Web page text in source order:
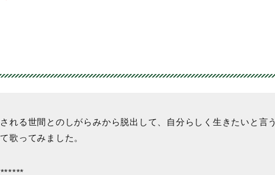
れる世間とのしがらみから脱出して、自分らしく生きたいと言う
歌ってみました。